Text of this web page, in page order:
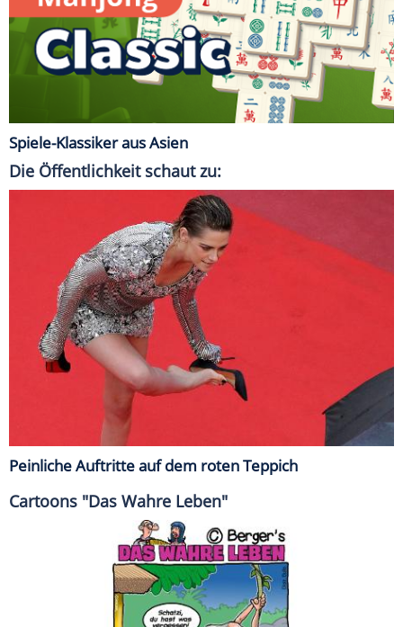
Spiele-Klassiker aus Asien
Die Öffentlichkeit schaut zu:
Peinliche Auftritte auf dem roten Teppich
Cartoons "Das Wahre Leben"